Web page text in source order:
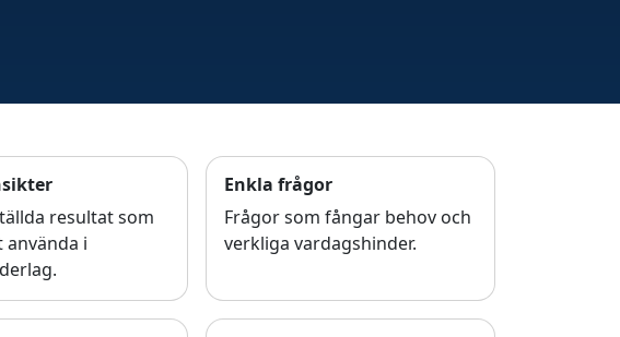
resultat som
i
Enkla frågor
Frågor som fångar behov och
verkliga vardagshinder.